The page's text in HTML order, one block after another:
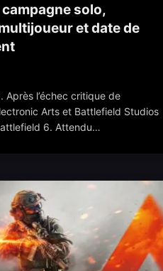
solo,
et date de
Après l’échec critique de
Arts et Battlefield Studios
6. Attendu…